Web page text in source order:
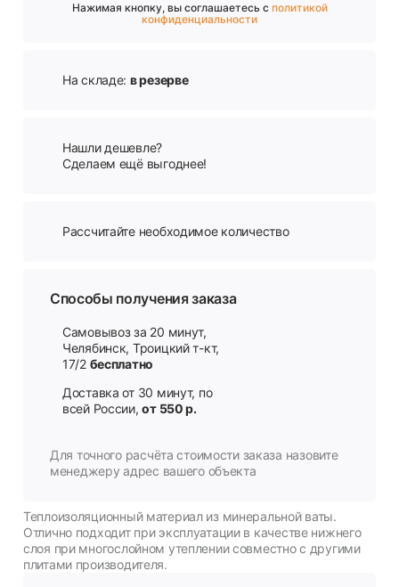
Нажимая кнопку, вы соглашаетесь с политикой
конфиденциальности
На складе: в резерве
Нашли дешевле?
Сделаем ещё выгоднее!
Рассчитайте необходимое количество
Способы получения заказа
Самовывоз за 20 минут,
Челябинск, Троицкий т-кт,
17/2 бесплатно
Доставка от 30 минут, по
всей России,от 550 р.
Для точного расчёта стоимости заказа назовите
менеджеру адрес вашего объекта
Теплоизоляционный материал из минеральной ваты.
Отлично подходит при эксплуатации в качестве нижнего
слоя при многослойном утеплении совместно с другими
плитами производителя.